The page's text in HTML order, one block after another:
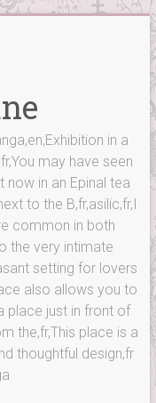
in a
may have seen
now in an Epinal tea
to the B,fr,asilic,fr,I
common in both
the very intimate
setting for lovers
also allows you to
place just in front of
the,fr,This place is a
thoughtful design,fr